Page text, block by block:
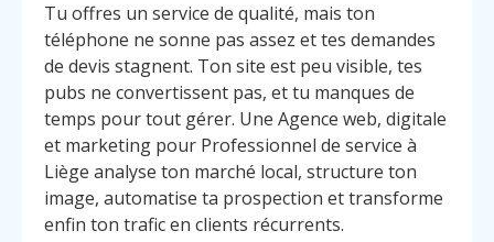
Tu offres un service de qualité, mais ton
téléphone ne sonne pas assez et tes demandes
de devis stagnent. Ton site est peu visible, tes
pubs ne convertissent pas, et tu manques de
temps pour tout gérer. Une Agence web, digitale
et marketing pour Professionnel de service à
Liège analyse ton marché local, structure ton
image, automatise ta prospection et transforme
enfin ton trafic en clients récurrents.